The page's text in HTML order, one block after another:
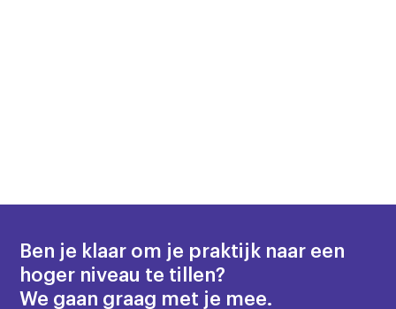
Ben je klaar om je praktijk naar een
hoger niveau te tillen?
We gaan graag met je mee.